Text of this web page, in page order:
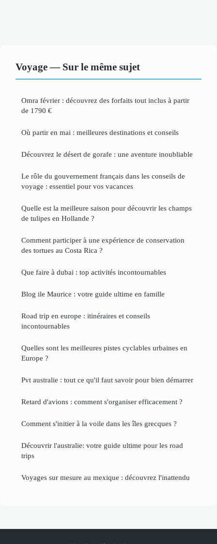
Voyage — Sur le même sujet
Omra février : découvrez des forfaits tout inclus à partir
de 1790 €
Où partir en mai : meilleures destinations et conseils
Découvrez le désert de gorafe : une aventure inoubliable
Le rôle du gouvernement français dans les conseils de
voyage : essentiel pour vos vacances
Quelle est la meilleure saison pour découvrir les champs
de tulipes en Hollande ?
Comment participer à une expérience de conservation
des tortues au Costa Rica ?
Que faire à dubai : top activités incontournables
Blog ile Maurice : votre guide ultime en famille
Road trip en europe : itinéraires et conseils
incontournables
Quelles sont les meilleures pistes cyclables urbaines en
Europe ?
Pvt australie : tout ce qu'il faut savoir pour bien démarrer
Retard d'avions : comment s'organiser efficacement ?
Comment s'initier à la voile dans les îles grecques ?
Découvrir l'australie: votre guide ultime pour les road
trips
Voyages sur mesure au mexique : découvrez l'inattendu